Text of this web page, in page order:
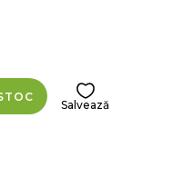
Salvează